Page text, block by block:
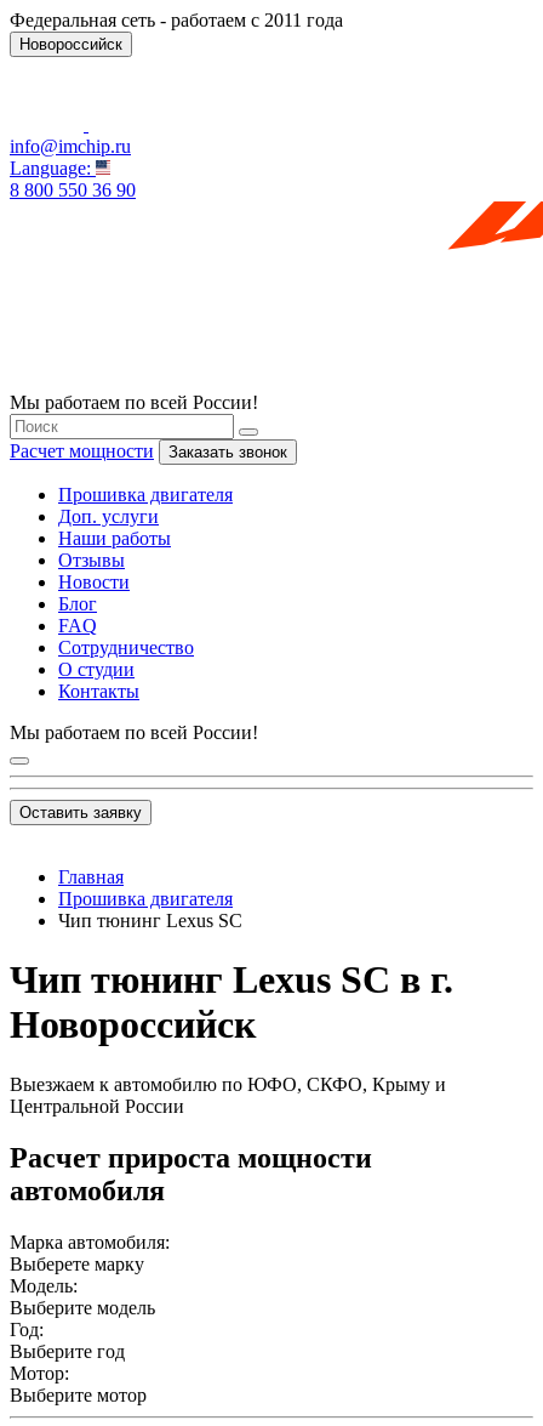
Федеральная сеть - работаем с 2011 года
Новороссийск
info@imchip.ru
Language:
8 800 550 36 90
Мы работаем по всей России!
Расчет мощности Заказать звонок
Прошивка двигателя
Доп. услуги
Наши работы
Отзывы
Новости
Блог
FAQ
Сотрудничество
О студии
Контакты
Мы работаем по всей России!
Оставить заявку
Главная
Прошивка двигателя
Чип тюнинг Lexus SC
Чип тюнинг Lexus SC в г.
Новороссийск
Выезжаем к автомобилю по ЮФО, СКФО, Крыму и
Центральной России
Расчет прироста мощности
автомобиля
Марка автомобиля:
Выберете марку
Модель:
Выберите модель
Год:
Выберите год
Мотор:
Выберите мотор